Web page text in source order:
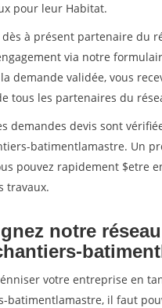
pour leur Habitat.
dès à présent partenaire du
via notre
demande validée, vous
tous les partenaires du
demandes devis sont
batimentlamastre. Un
pouvez rapidement $etre
travaux.
notre
votre entreprise en
batimentlamastre, il faut